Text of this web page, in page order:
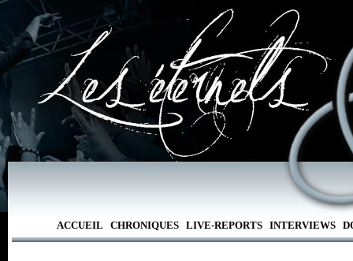
ACCUEIL CHRONIQUES LIVE-REPORTS INTERVIEWS